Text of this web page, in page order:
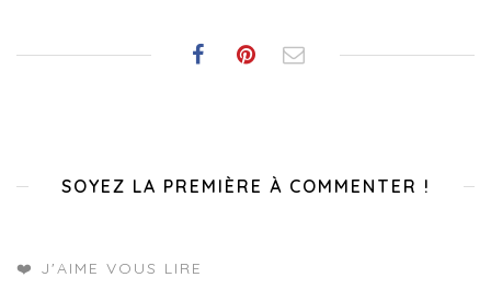
SOYEZ LA PREMIÈRE À COMMENTER !
❤️ J'AIME VOUS LIRE